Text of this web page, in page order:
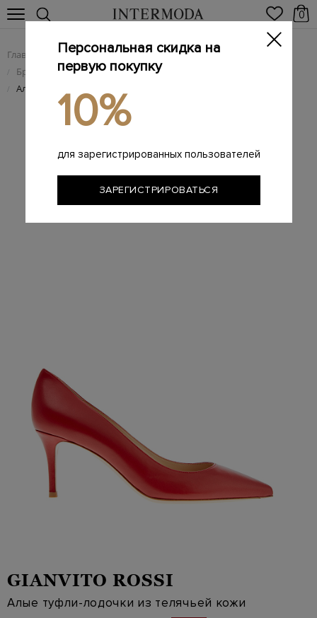
0
Главная Женщинам / Женская обувь
/ Брендовые женские туфли
/ Алые туфли-лодочки из телячьей кожи
GIANVITO ROSSI
Алые туфли-лодочки из телячьей кожи
Персональная скидка на
первую покупку
10%
для зарегистрированных пользователей
ЗАРЕГИСТРИРОВАТЬСЯ